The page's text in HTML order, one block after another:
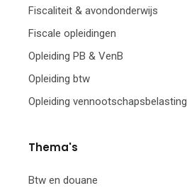
Fiscaliteit & avondonderwijs
Fiscale opleidingen
Opleiding PB & VenB
Opleiding btw
Opleiding vennootschapsbelasting
Thema's
Btw en douane